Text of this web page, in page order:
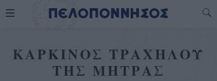
ΚΑΡΚΙΝΟΣ ΤΡΑΧΗΛΟΥ
ΤΗΣ ΜΗΤΡΑΣ